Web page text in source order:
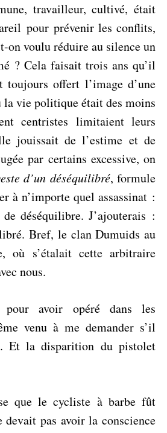
travailleur, cultivé, était
pour prévenir les conflits,
on voulu réduire au silence un
? Cela faisait trois ans qu’il
offert l’image d’une
la vie politique était des moins
centristes limitaient leurs
jouissait de l’estime et de
par certains excessive, on
d’un déséquilibré, formule
à n’importe quel assassinat :
déséquilibre. J’ajouterais :
Bref, le clan Dumuids au
où s’étalait cette arbitraire
nous.
avoir opéré dans les
venu à me demander s’il
Et la disparition du pistolet
que le cycliste à barbe fût
pas avoir la conscience